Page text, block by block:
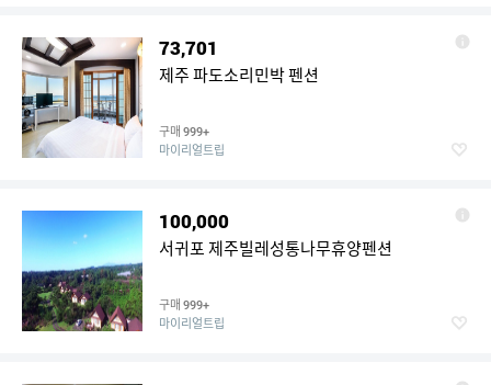
73,701
제주 파도소리민박 펜션
구매 999+
마이리얼트립
100,000
서귀포 제주빌레성통나무휴양펜션
구매 999+
마이리얼트립